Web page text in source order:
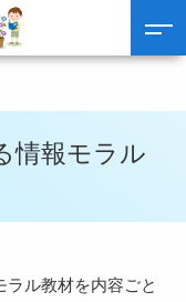
情報モラル
ル教材を内容ごと